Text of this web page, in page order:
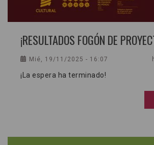
¡RESULTADOS FOGÓN DE
Mié, 19/11/2025 - 16:07
¡La espera ha terminado!